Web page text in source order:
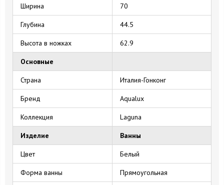
Ширина 70
Глубина 44.5
Высота в ножках 62.9
Основные
Страна Италия-Гонконг
Бренд Aqualux
Коллекция Laguna
Изделие Ванны
Цвет Белый
Форма ванны Прямоугольная